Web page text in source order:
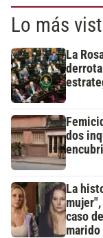
Lo más
La
dos
La
caso
marido